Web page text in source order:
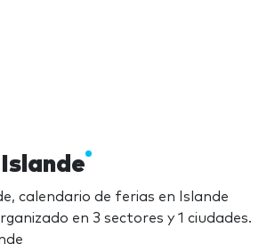
calendario de ferias en Islande
en 3 sectores y 1 ciudades.